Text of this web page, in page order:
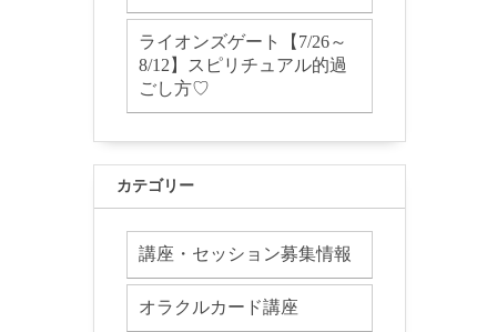
ライオンズゲート【7/26～
8/12】スピリチュアル的過
ごし方♡
カテゴリー
講座・セッション募集情報
オラクルカード講座